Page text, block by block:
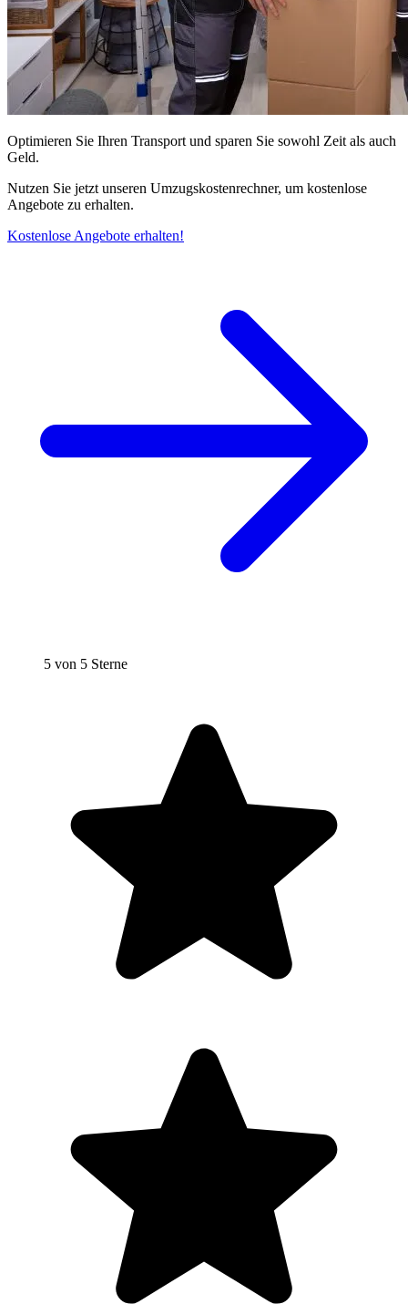
Optimieren Sie Ihren Transport und sparen Sie sowohl Zeit als auch
Geld.
Nutzen Sie jetzt unseren Umzugskostenrechner, um kostenlose
Angebote zu erhalten.
Kostenlose Angebote erhalten!
5 von 5 Sterne